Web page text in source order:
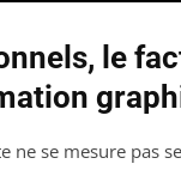
le
ne se mesure pas